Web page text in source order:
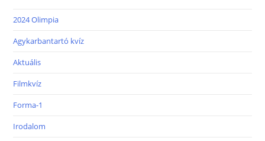
2024 Olimpia
Agykarbantartó kvíz
Aktuális
Filmkvíz
Forma-1
Irodalom